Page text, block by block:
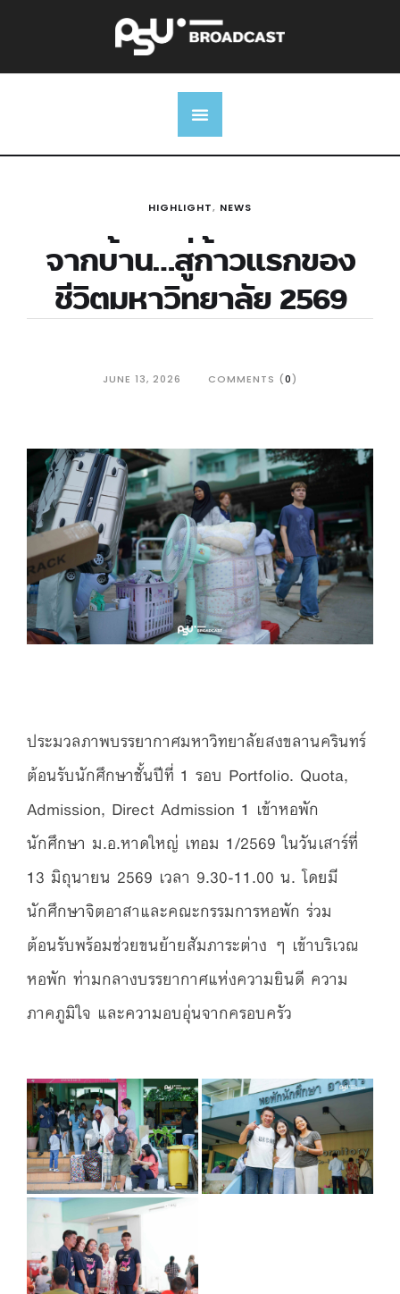
HIGHLIGHT, NEWS
จากบ้าน…สู่ก้าวแรกของ
ชีวิตมหาวิทยาลัย 2569
JUNE 13, 2026 COMMENTS (0)
ประมวลภาพบรรยากาศมหาวิทยาลัยสงขลานครินทร์
ต้อนรับนักศึกษาชั้นปีที่ 1 รอบ Portfolio. Quota,
Admission, Direct Admission 1 เข้าหอพัก
นักศึกษา ม.อ.หาดใหญ่ เทอม 1/2569 ในวันเสาร์ที่
13 มิถุนายน 2569 เวลา 9.30-11.00 น. โดยมี
นักศึกษาจิตอาสาและคณะกรรมการหอพัก ร่วม
ต้อนรับพร้อมช่วยขนย้ายสัมภาระต่าง ๆ เข้าบริเวณ
หอพัก ท่ามกลางบรรยากาศแห่งความยินดี ความ
ภาคภูมิใจ และความอบอุ่นจากครอบครัว